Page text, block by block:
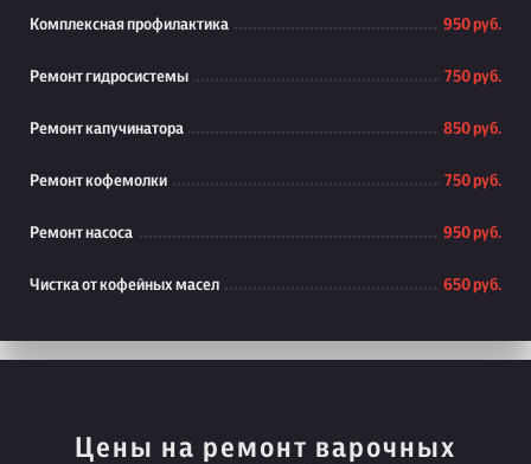
Комплексная профилактика 950 руб.
Ремонт гидросистемы 750 руб.
Ремонт капучинатора 850 руб.
Ремонт кофемолки 750 руб.
Ремонт насоса 950 руб.
Чистка от кофейных масел 650 руб.
Цены на ремонт варочных